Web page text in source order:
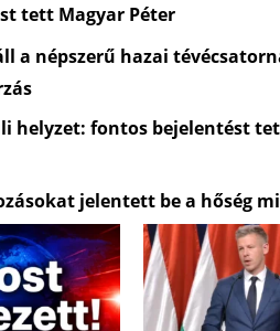
tett Magyar Péter
a népszerű hazai
helyzet: fontos bejelentést
jelentett be a hőség